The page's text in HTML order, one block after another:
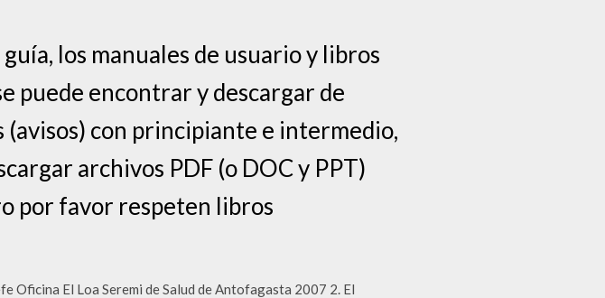
los manuales de usuario y libros
puede encontrar y descargar de
con principiante e intermedio,
archivos PDF (o DOC y PPT)
por favor respeten libros
Oficina El Loa Seremi de Salud de Antofagasta 2007 2. El